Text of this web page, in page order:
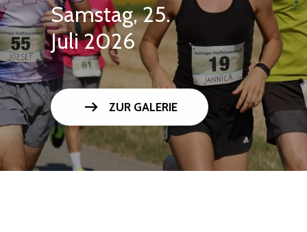
Samstag, 25.
Juli 2026
arrow_right_alt ZUR GALERIE